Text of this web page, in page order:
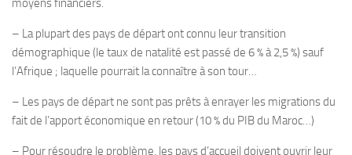
moyens financiers.
– La plupart des pays de départ ont connu leur transition
démographique (le taux de natalité est passé de 6 % à 2,5 %) sauf
l’Afrique ; laquelle pourrait la connaître à son tour…
– Les pays de départ ne sont pas prêts à enrayer les migrations du
fait de l’apport économique en retour (10 % du PIB du Maroc…)
– Pour résoudre le problème, les pays d’accueil doivent ouvrir leur